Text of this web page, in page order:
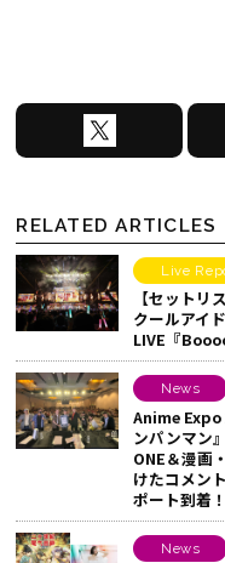
X
で
ア
す
る
F
a
b
o
o
k
で
シ
ェ
ア
す
る
RELATED ARTICLES
Live
【セットリ
クールアイ
LIVE『
News
Anime Expo
ンパンマン
ONE＆漫画
けたコメン
ポート到着！
News